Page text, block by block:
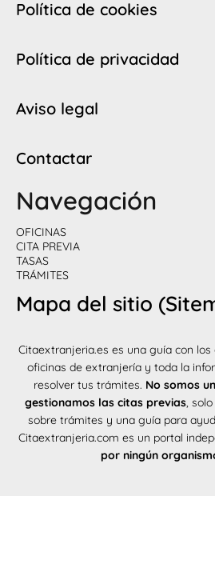
Política de cookies
Política de privacidad
Aviso legal
Contactar
Navegación
OFICINAS
CITA PREVIA
TASAS
TRÁMITES
Mapa del sitio
Citaextranjeria.es es una guía con
oficinas de extranjería y toda la
resolver tus trámites. No somos
gestionamos las citas previas,
sobre trámites y una guía para
Citaextranjeria.com es un portal
por ningún